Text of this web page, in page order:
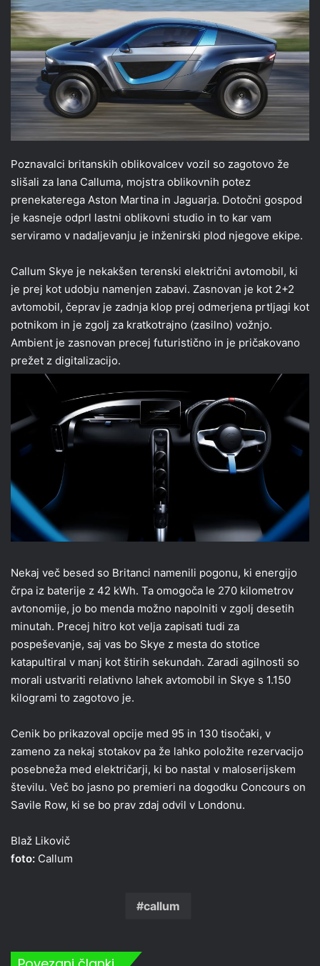
Poznavalci britanskih oblikovalcev vozil so zagotovo že
slišali za Iana Calluma, mojstra oblikovnih potez
prenekaterega Aston Martina in Jaguarja. Dotočni gospod
je kasneje odprl lastni oblikovni studio in to kar vam
serviramo v nadaljevanju je inženirski plod njegove ekipe.
Callum Skye je nekakšen terenski električni avtomobil, ki
je prej kot udobju namenjen zabavi. Zasnovan je kot 2+2
avtomobil, čeprav je zadnja klop prej odmerjena prtljagi kot
potnikom in je zgolj za kratkotrajno (zasilno) vožnjo.
Ambient je zasnovan precej futuristično in je pričakovano
prežet z digitalizacijo.
Nekaj več besed so Britanci namenili pogonu, ki energijo
črpa iz baterije z 42 kWh. Ta omogoča le 270 kilometrov
avtonomije, jo bo menda možno napolniti v zgolj desetih
minutah. Precej hitro kot velja zapisati tudi za
pospeševanje, saj vas bo Skye z mesta do stotice
katapultiral v manj kot štirih sekundah. Zaradi agilnosti so
morali ustvariti relativno lahek avtomobil in Skye s 1.150
kilogrami to zagotovo je.
Cenik bo prikazoval opcije med 95 in 130 tisočaki, v
zameno za nekaj stotakov pa že lahko položite rezervacijo
posebneža med električarji, ki bo nastal v maloserijskem
številu. Več bo jasno po premieri na dogodku Concours on
Savile Row, ki se bo prav zdaj odvil v Londonu.
Blaž Likovič
foto: Callum
callum